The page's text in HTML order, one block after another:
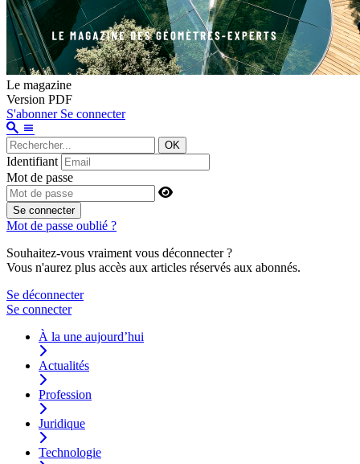
Le magazine
Version PDF
S'abonner Se connecter
OK
Identifiant
Mot de passe
Se connecter
Mot de passe oublié ?
Souhaitez-vous vraiment vous déconnecter ?
Vous n'aurez plus accès aux articles réservés aux abonnés.
Se déconnecter
Se connecter
À la une aujourd’hui
Actualités
Profession
Juridique
Technologie